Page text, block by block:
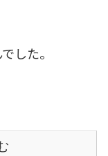
した。